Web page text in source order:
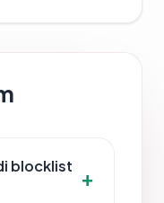
blocklist